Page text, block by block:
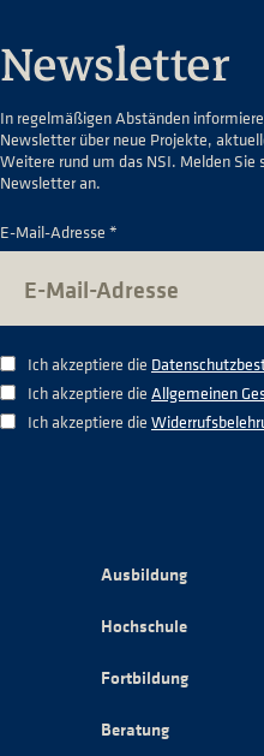
Newsletter
In regelmäßigen Abständen
Newsletter über neue Projekte,
Weitere rund um das NSI. Melden Sie
Newsletter an.
E-Mail-Adresse *
Ich akzeptiere die
Ich akzeptiere die Allgemeinen
Ich akzeptiere die
Ausbildung
Hochschule
Fortbildung
Beratung